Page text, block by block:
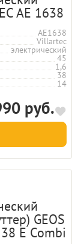
AE 1638
AE1638
Villartec
электрический
45
1,6
38
14
руб.
GEOS
E Combi